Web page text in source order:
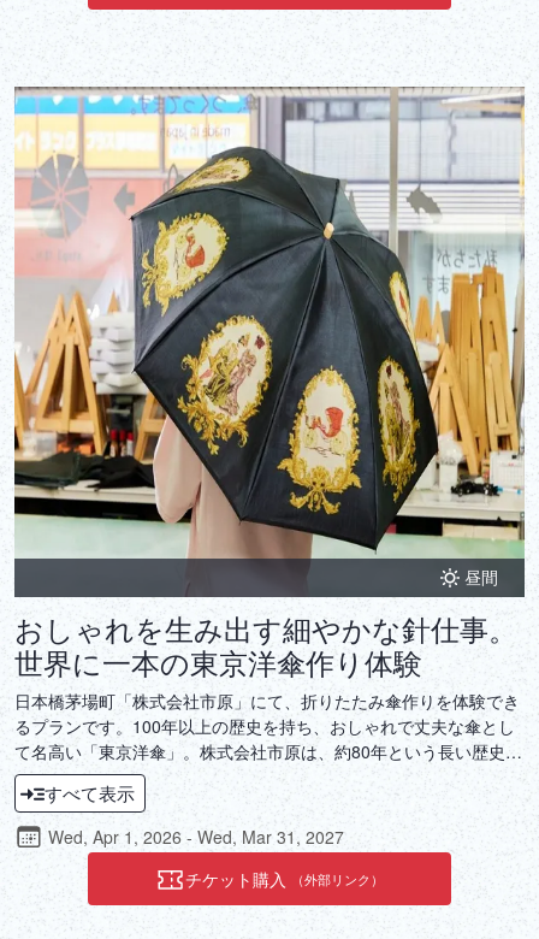
昼間
おしゃれを生み出す細やかな針仕事。
世界に一本の東京洋傘作り体験
日本橋茅場町「株式会社市原」にて、折りたたみ傘作りを体験でき
るプランです。100年以上の歴史を持ち、おしゃれで丈夫な傘とし
て名高い「東京洋傘」。株式会社市原は、約80年という長い歴史の
中で洋傘作りの技術を研鑽し、東京のおしゃれを追求し続けていま
す。繊細な作業が求められる工程の一部を体験し、職人が紡いでき
た伝統と、自らの手でおしゃれを生み出す創造的な時間に触れてく
ださい。
すべて表示
Wed, Apr 1, 2026 - Wed, Mar 31, 2027
チケット購入
（外部リンク）